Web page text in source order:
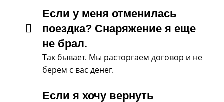
Если у меня отменилась
поездка? Снаряжение я еще
не брал.
Так бывает. Мы расторгаем договор и не
берем с вас денег.
Если я хочу вернуть